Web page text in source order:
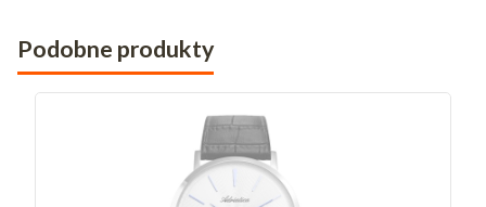
Podobne produkty